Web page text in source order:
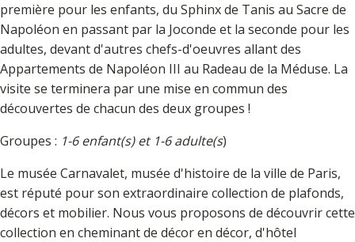
première pour les enfants, du Sphinx de Tanis au Sacre de
Napoléon en passant par la Joconde et la seconde pour les
adultes, devant d'autres chefs-d'oeuvres allant des
Appartements de Napoléon III au Radeau de la Méduse. La
visite se terminera par une mise en commun des
découvertes de chacun des deux groupes !
Groupes : 1-6 enfant(s) et 1-6 adulte(s)
Le musée Carnavalet, musée d'histoire de la ville de Paris,
est réputé pour son extraordinaire collection de plafonds,
décors et mobilier. Nous vous proposons de découvrir cette
collection en cheminant de décor en décor, d'hôtel